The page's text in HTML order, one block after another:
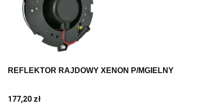
REFLEKTOR RAJDOWY XENON P/MGIELNY
Cena
177,20 zł